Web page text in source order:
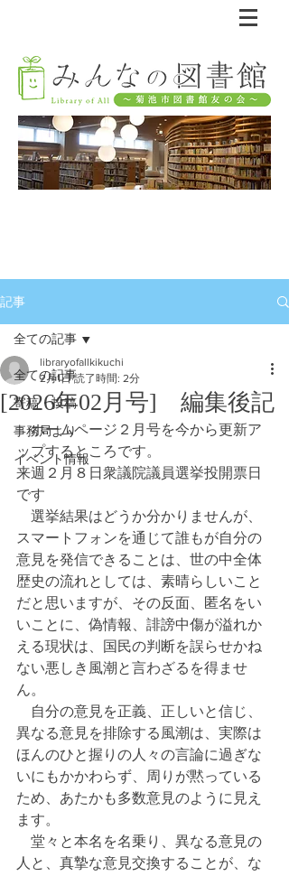
記事
全ての記事
寄稿・投稿
事務局より
イベント情報
全ての記事
[2026年02月号] 編集後記
libraryofallkikuchi
2月1日 読了時間: 2分
ホームページ２月号を今から更新ア
ップするところです。
来週２月８日衆議院議員選挙投開票日
です
選挙結果はどうか分かりませんが、
スマートフォンを通じて誰もが自分の
意見を発信できることは、世の中全体
歴史の流れとしては、素晴らしいこと
だと思いますが、その反面、匿名をい
いことに、偽情報、誹謗中傷が溢れか
える現状は、国民の判断を誤らせかね
ない悪しき風潮と言わざるを得ませ
ん。
自分の意見を正義、正しいと信じ、
異なる意見を排除する風潮は、実際は
ほんのひと握りの人々の言論に過ぎな
いにもかかわらず、周りが黙っている
ため、あたかも多数意見のように見え
ます。
堂々と本名を名乗り、異なる意見の
人と、真摯な意見交換することが、な